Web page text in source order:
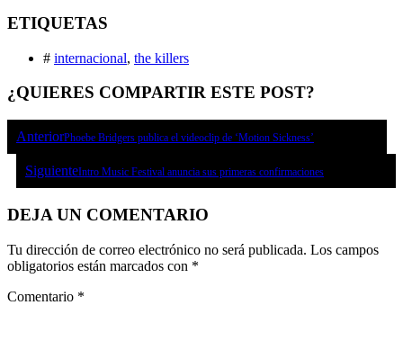
ETIQUETAS
# internacional, the killers
¿QUIERES COMPARTIR ESTE POST?
AnteriorPhoebe Bridgers publica el videoclip de ‘Motion Sickness’
SiguienteIntro Music Festival anuncia sus primeras confirmaciones
DEJA UN COMENTARIO
Tu dirección de correo electrónico no será publicada. Los campos
obligatorios están marcados con *
Comentario *